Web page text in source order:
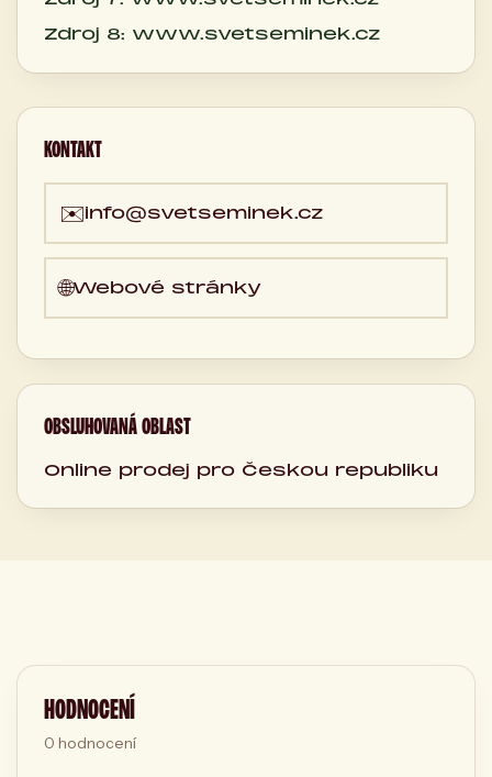
Zdroj 8: www.svetseminek.cz
KONTAKT
✉️info@svetseminek.cz
🌐Webové stránky
OBSLUHOVANÁ OBLAST
Online prodej pro Českou republiku
HODNOCENÍ
0 hodnocení